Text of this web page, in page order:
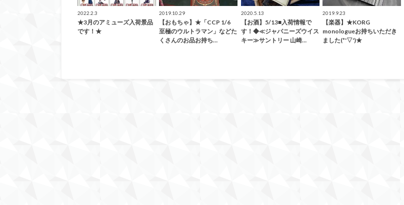
2022.2.3
★3月のアミューズ入荷景品
です！★
2019.10.29
【おもちゃ】★「CCP 1/6
至極のウルトラマン」などた
くさんのお品お持ち…
2020.5.13
【お酒】5/13■入荷情報で
す！◆≪ジャパニーズウイス
キー≫サントリー 山崎…
2019.9.23
【楽器】★KORG
monologueお持ちいただき
ました(*'▽')★